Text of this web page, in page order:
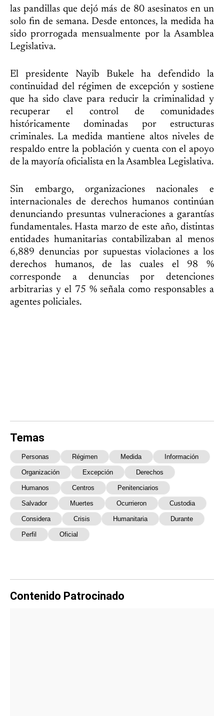
las pandillas que dejó más de 80 asesinatos en un
solo fin de semana. Desde entonces, la medida ha
sido prorrogada mensualmente por la Asamblea
Legislativa.
El presidente Nayib Bukele ha defendido la
continuidad del régimen de excepción y sostiene
que ha sido clave para reducir la criminalidad y
recuperar el control de comunidades
históricamente dominadas por estructuras
criminales. La medida mantiene altos niveles de
respaldo entre la población y cuenta con el apoyo
de la mayoría oficialista en la Asamblea Legislativa.
Sin embargo, organizaciones nacionales e
internacionales de derechos humanos continúan
denunciando presuntas vulneraciones a garantías
fundamentales. Hasta marzo de este año, distintas
entidades humanitarias contabilizaban al menos
6,889 denuncias por supuestas violaciones a los
derechos humanos, de las cuales el 98 %
corresponde a denuncias por detenciones
arbitrarias y el 75 % señala como responsables a
agentes policiales.
Temas
Personas Régimen Medida Información
Organización Excepción Derechos
Humanos Centros Penitenciarios
Salvador Muertes Ocurrieron Custodia
Considera Crisis Humanitaria Durante
Perfil Oficial
Contenido Patrocinado